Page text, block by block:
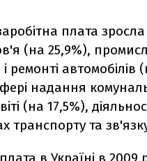
плата
(на 25,9%),
ремонті автомобілів
надання
(на 17,5%),
транспорту та